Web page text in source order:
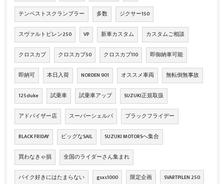
テンペストスクランブラー 多数 ジクサー150
スヴァルトピレン250 VP 新車カスタム カスタムご相談
クロスカブ クロスカブ50 クロスカブ110 即御納車可能
即納可 本日入荷 NORDEN 901 オススメ車両 無転倒無事故
125duke 試乗車 試乗車アップ SUZUKI正規取扱
アドバイザー店 スーパーシェルパ ブラックフライデー
BLACK FRIDAY ビッグなSAIL SUZUKI MOTORSへ集合
買わなきゃ損 全国のライダーさん集まれ
バイク好きにはたまらない gsxs1000 限定企画 SVARTPILEN 250